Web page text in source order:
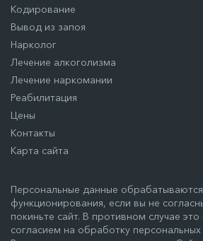
Кодирование
Вывод из запоя
Нарколог
Лечение алкоголизма
Лечение наркомании
Реабилитация
Цены
Контакты
Карта сайта
Персональные данные обрабатываются
функционирования, если вы не
покиньте сайт. В противном случае это
согласием на обработку